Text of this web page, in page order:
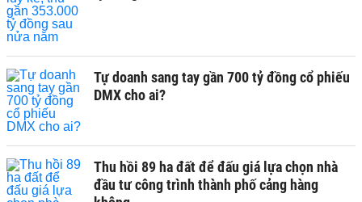
Tự doanh sang tay gần 700 tỷ đồng cổ phiếu
DMX cho ai?
Thu hồi 89 ha đất để đấu giá lựa chọn nhà
đầu tư công trình thành phố cảng hàng